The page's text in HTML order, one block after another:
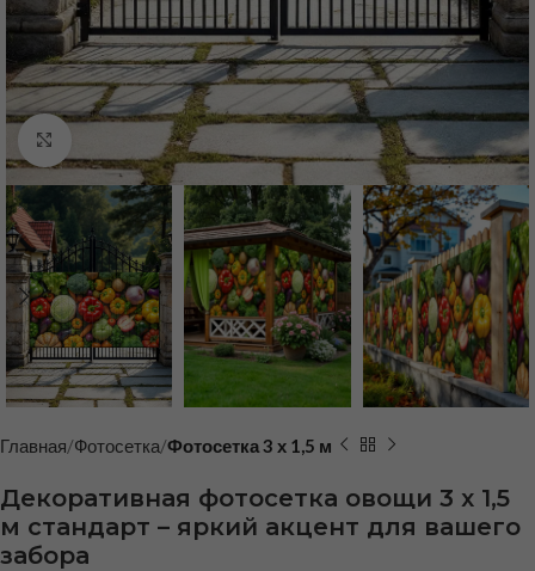
Нажмите, чтобы увеличить
Главная Фотосетка Фотосетка 3 х 1,5 м
Декоративная фотосетка овощи 3 х 1,5
м стандарт – яркий акцент для вашего
забора